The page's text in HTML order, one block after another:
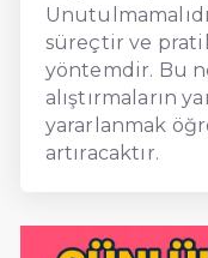
süreçtir ve
yöntemdir. Bu
alıştırmaların
yararlanmak
artıracaktır.